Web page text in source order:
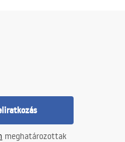
meghatározottak